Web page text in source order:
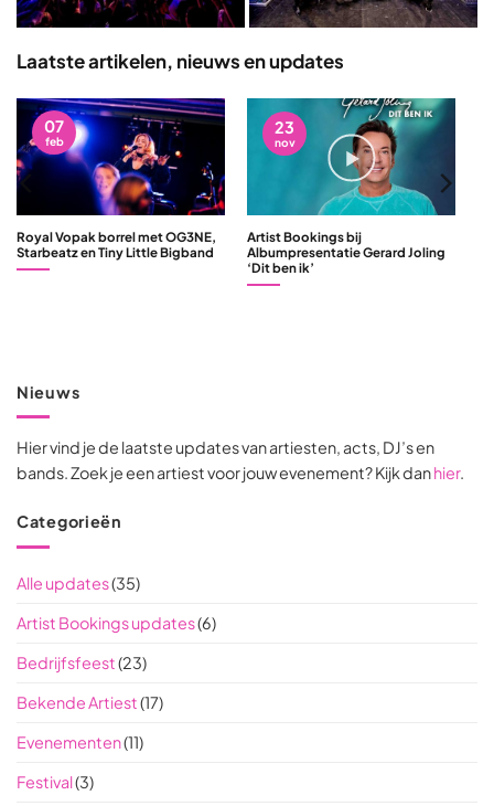
Nieuws
Hier vind je de laatste updates van artiesten, acts, DJ’s en
bands. Zoek je een artiest voor jouw evenement? Kijk danhier.
Categorieën
Alle updates(35)
Artist Bookings updates(6)
Bedrijfsfeest(23)
Bekende Artiest(17)
Evenementen(11)
Festival(3)
Laatste artikelen, nieuws en updates
Royal Vopak borrel met OG3NE,
Starbeatz en Tiny Little Bigband
07
feb
Artist Bookings bij
Albumpresentatie Gerard Joling
‘Dit ben ik’
23
nov